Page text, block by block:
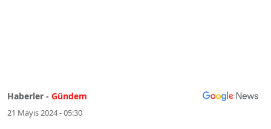
Haberler - Gündem
21 Mayıs 2024 - 05:30